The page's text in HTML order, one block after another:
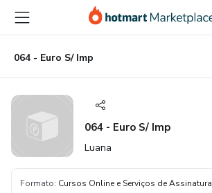
para
conteúdo
principal
para
pagamento
para
rodapé064 - Euro S/ Imp
064 - Euro S/ Imp
Luana
Formato: Cursos Online e Serviços de Assinatura